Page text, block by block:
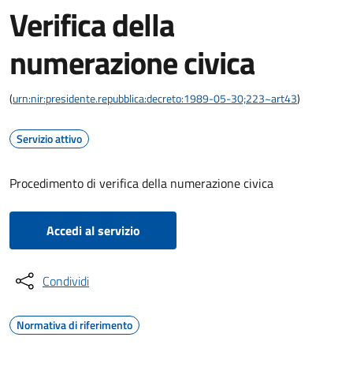
Verifica della
numerazione civica
(urn:nir:presidente.repubblica:decreto:1989-05-30;223~art43)
Servizio attivo
Procedimento di verifica della numerazione civica
Accedi al servizio
Condividi
Normativa di riferimento